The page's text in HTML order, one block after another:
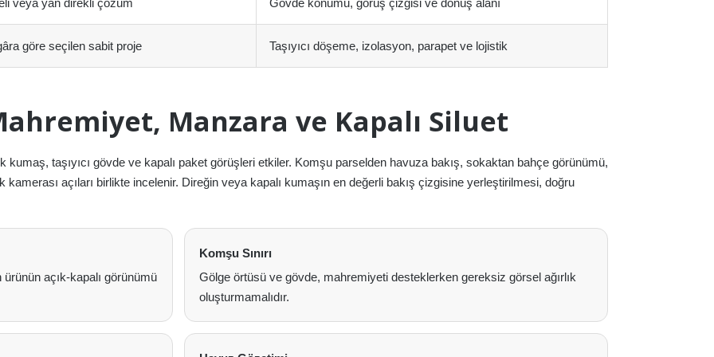
veya yan direkli çözüm Gövde konumu, görüş çizgisi ve dönüş alanı
göre seçilen sabit proje Taşıyıcı döşeme, izolasyon, parapet ve lojistik
Manzara ve Kapalı Siluet
taşıyıcı gövde ve kapalı paket görüşleri etkiler. Komşu parselden havuza bakış, sokaktan bahçe görünümü,
açıları birlikte incelenir. Direğin veya kapalı kumaşın en değerli bakış çizgisine yerleştirilmesi, doğru
açık-kapalı görünümü
Komşu Sınırı
Gölge örtüsü ve gövde, mahremiyeti desteklerken gereksiz görsel ağırlık
oluşturmamalıdır.